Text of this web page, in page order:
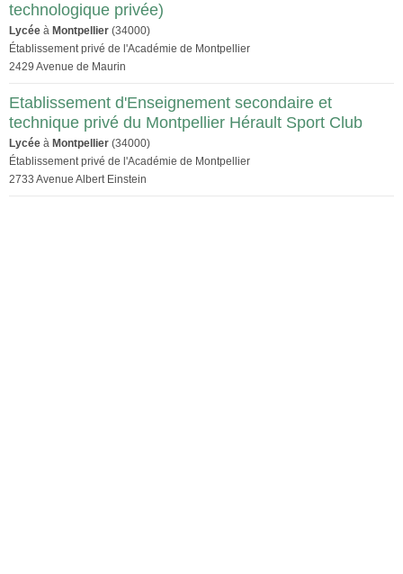
technologique privée)
Lycée à Montpellier (34000)
Établissement privé de l'Académie de Montpellier
2429 Avenue de Maurin
Etablissement d'Enseignement secondaire et
technique privé du Montpellier Hérault Sport Club
Lycée à Montpellier (34000)
Établissement privé de l'Académie de Montpellier
2733 Avenue Albert Einstein